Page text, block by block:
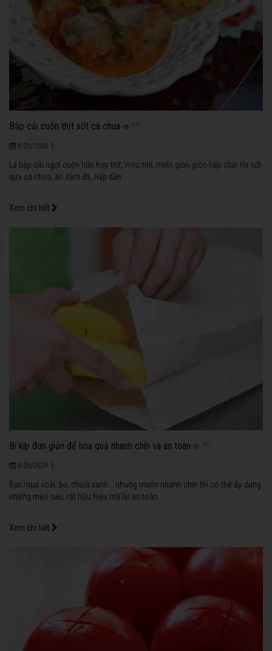
Bắp cải cuộn thịt sốt cà chua 840
8/20/2020 |
Lá bắp cải ngọt cuộn hỗn hợp thịt, mộc nhĩ, miến giòn giòn hấp chín rồi sốt
qua cà chua, ăn đậm đà, hấp dẫn.
Xem chi tiết
Bí kíp đơn giản để hoa quả nhanh chín và an toàn 881
8/20/2020
Bạn mua xoài, bơ, chuối xanh... nhưng muốn nhanh chín thì có thể áp dụng
những mẹo sau, rất hữu hiệu mà lại an toàn.
Xem chi tiết